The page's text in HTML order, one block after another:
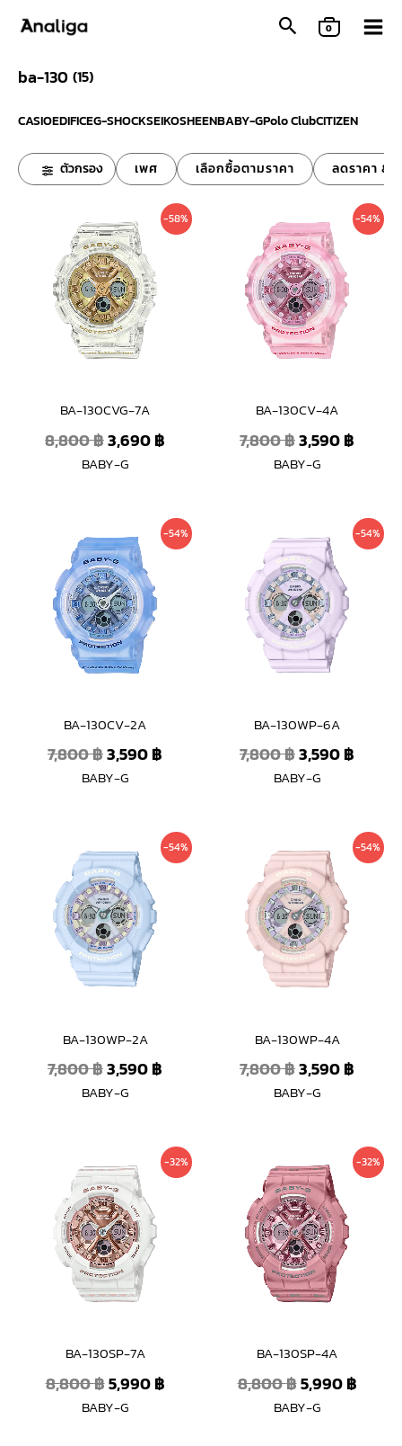
0
ba-130 (15)
CASIOEDIFICEG-SHOCKSEIKOSHEENBABY-GPolo ClubCITIZEN
ตัวกรอง เพศ เลือกซื้อตามราคา ลดราคา &
-58%
BA-130CVG-7A
8,800฿
Original
price
was:
8,800 ฿.
3,690฿
Current
price
BABY-G
-54%
BA-130CV-4A
7,800฿
Original
price
was:
7,800 ฿.
3,590฿
price
BABY-G
-54%
BA-130CV-2A
7,800฿
Original
price
was:
7,800 ฿.
3,590฿
Current
price
BABY-G
-54%
BA-130WP-6A
7,800฿
Original
price
was:
7,800 ฿.
3,590฿
price
BABY-G
-54%
BA-130WP-2A
7,800฿
Original
price
was:
7,800 ฿.
3,590฿
Current
price
BABY-G
-54%
BA-130WP-4A
7,800฿
Original
price
was:
7,800 ฿.
3,590฿
price
BABY-G
-32%
BA-130SP-7A
8,800฿
Original
price
was:
8,800 ฿.
5,990฿
Current
price
BABY-G
-32%
BA-130SP-4A
8,800฿
Original
price
was:
8,800 ฿.
5,990฿
price
BABY-G